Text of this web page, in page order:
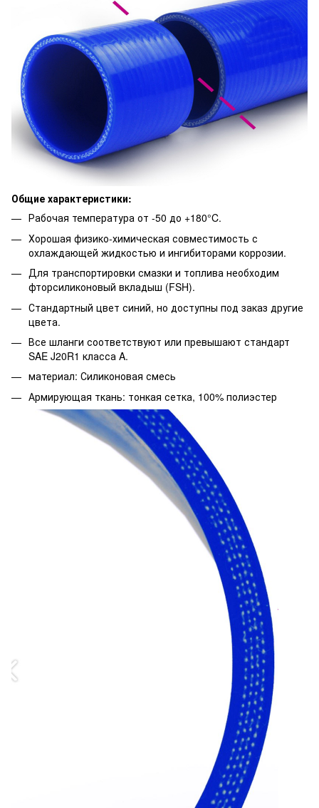
Общие характеристики:
Рабочая температура от -50 до +180°C.
Хорошая физико-химическая совместимость с
охлаждающей жидкостью и ингибиторами коррозии.
Для транспортировки смазки и топлива необходим
фторсиликоновый вкладыш (FSH).
Стандартный цвет синий, но доступны под заказ другие
цвета.
Все шланги соответствуют или превышают стандарт
SAE J20R1 класса A.
материал: Силиконовая смесь
Армирующая ткань: тонкая сетка, 100% полиэстер